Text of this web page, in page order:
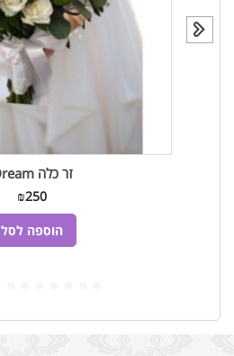
זר כלה Dream
₪250
הוספה לסל